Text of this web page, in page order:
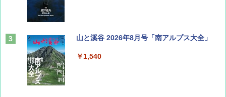
山と溪谷 2026年8月号「南アルプス大全」
￥1,540